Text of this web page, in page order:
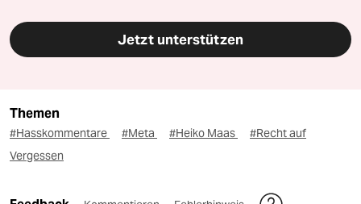
Jetzt unterstützen
Themen
#Hasskommentare #Meta #Heiko Maas
#Recht auf
Vergessen